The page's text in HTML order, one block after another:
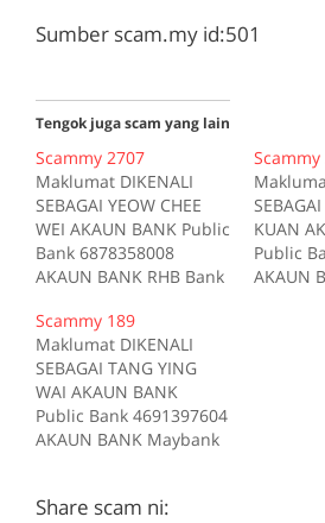
Sumber scam.my id:501
Tengok juga scam yang lain
Scammy 2707
Maklumat DIKENALI
SEBAGAI YEOW CHEE
WEI AKAUN BANK Public
Bank 6878358008
AKAUN BANK RHB Bank
BANK Public Bank
6787358008 AKAUN
BANK Hong Leong Bank
39201022149 AKAUN
BANK CIMB 7070802740
Sumber scam.my
Scammy
KUAN
Public
AKAUN
Scammy 189
Maklumat DIKENALI
SEBAGAI TANG YING
WAI AKAUN BANK
Public Bank 4691397604
AKAUN BANK Maybank
4691387604
Share scam ni: